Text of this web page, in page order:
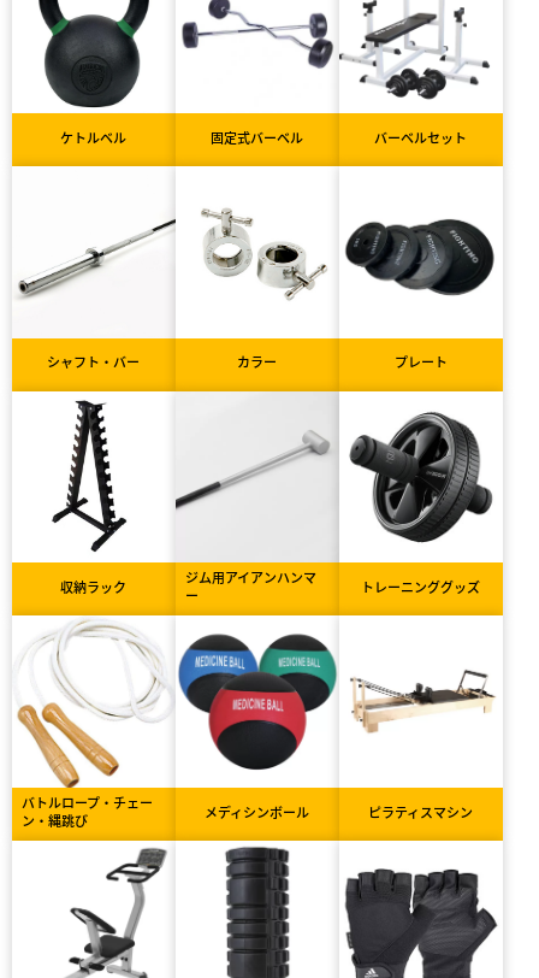
ケトルベル 固定式バーベル バーベルセット
シャフト・バー カラー プレート
収納ラック
ジム用アイアンハンマ
ー
トレーニンググッズ
バトルロープ・チェー
ン・縄跳び
メディシンボール ピラティスマシン